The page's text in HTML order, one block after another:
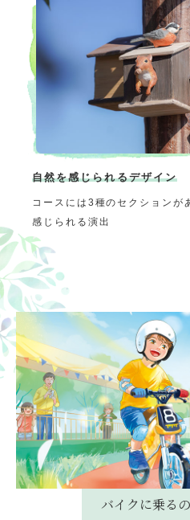
自然を感じられるデザイン
コースには3種のセクションが
感じられる演出
バイクに乗る